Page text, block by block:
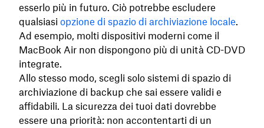
esserlo più in futuro. Ciò potrebbe escludere
qualsiasi opzione di spazio di archiviazione locale.
Ad esempio, molti dispositivi moderni come il
MacBook Air non dispongono più di unità CD-DVD
integrate.
Allo stesso modo, scegli solo sistemi di spazio di
archiviazione di backup che sai essere validi e
affidabili. La sicurezza dei tuoi dati dovrebbe
essere una priorità: non accontentarti di un